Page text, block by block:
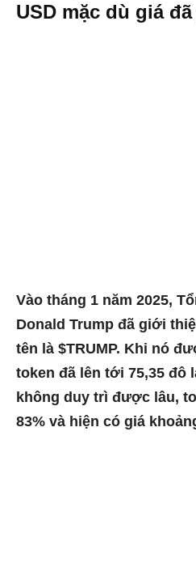
USD mặc dù giá
Vào tháng 1 năm 2025,
Donald Trump đã giới
tên là $TRUMP. Khi nó
token đã lên tới 75,35 đô
không duy trì được lâu,
83% và hiện có giá